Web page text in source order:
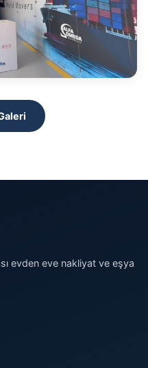
evden eve nakliyat ve eşya